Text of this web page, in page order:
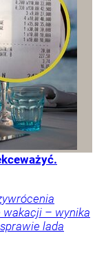
wakacji – wynika
lada